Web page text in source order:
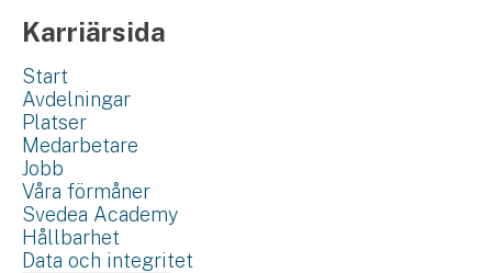
Karriärsida
Start
Avdelningar
Platser
Medarbetare
Jobb
Våra förmåner
Svedea Academy
Hållbarhet
Data och integritet